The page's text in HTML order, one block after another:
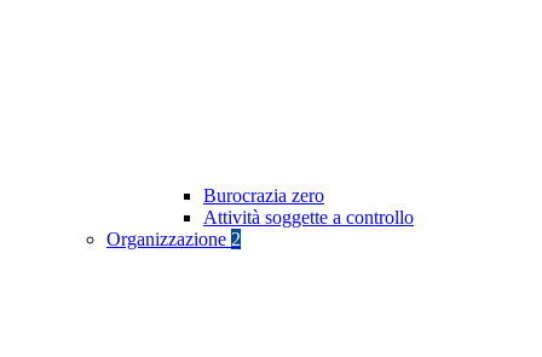
Burocrazia zero
Attività soggette a controllo
Organizzazione 2